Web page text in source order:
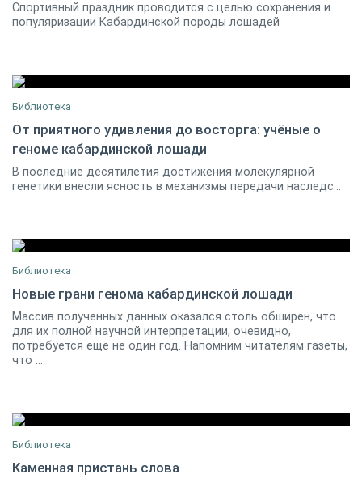
Спортивный праздник проводится с целью сохранения и
популяризации Кабардинской породы лошадей
Альберт Дышеков
Библиотека
От приятного удивления до восторга: учёные о
геноме кабардинской лошади
В последние десятилетия достижения молекулярной
генетики внесли ясность в механизмы передачи наследс...
Альберт ДЫШЕКОВ
Библиотека
Новые грани генома кабардинской лошади
Массив полученных данных оказался столь обширен, что
для их полной научной интерпретации, очевидно,
потребуется ещё не один год. Напомним читателям газеты,
что ...
Библиотека
Каменная пристань слова